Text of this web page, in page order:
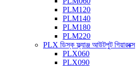
PLM120
PLM140
PLM180
PLM220
PLX ডিস্ক ফ্ল্যাঞ্জ আউটপুট গিয়ারবক্স
PLX060
PLX090